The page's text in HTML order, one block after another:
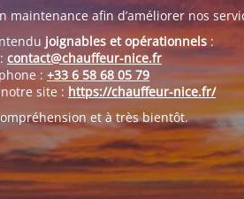
maintenance afin d’améliorer nos
joignables et opérationnels:
contact@chauffeur-nice.fr
: +33 6 58 68 05 79
site : https://chauffeur-nice.fr/
et à très bientôt.